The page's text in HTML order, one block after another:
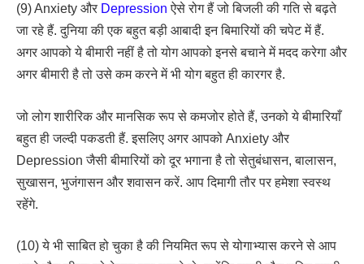
(9) Anxiety और Depressionऐसे रोग हैं जो बिजली की गति से बढ़ते
जा रहे हैं. दुनिया की एक बहुत बड़ी आबादी इन बिमारियों की चपेट में हैं.
अगर आपको ये बीमारी नहीं है तो योग आपको इनसे बचाने में मदद करेगा और
अगर बीमारी है तो उसे कम करने में भी योग बहुत ही कारगर है.
जो लोग शारीरिक और मानसिक रूप से कमजोर होते हैं, उनको ये बीमारियाँ
बहुत ही जल्दी पकडती हैं. इसलिए अगर आपको Anxiety और
Depression जैसी बीमारियों को दूर भगाना है तो सेतुबंधासन, बालासन,
सुखासन, भुजंगासन और शवासन करें. आप दिमागी तौर पर हमेशा स्वस्थ
रहेंगे.
(10) ये भी साबित हो चुका है की नियमित रूप से योगाभ्यास करने से आप